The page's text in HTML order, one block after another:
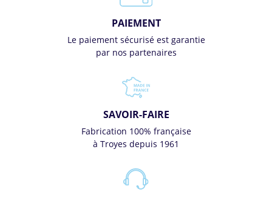
PAIEMENT
Le paiement sécurisé est garantie
par nos partenaires
SAVOIR-FAIRE
Fabrication 100% française
à Troyes depuis 1961